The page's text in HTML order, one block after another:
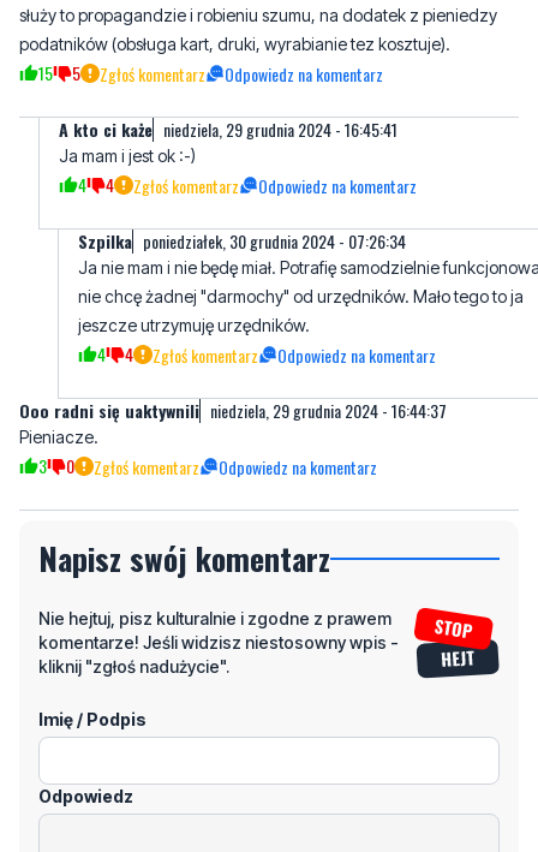
A kto ci każe niedziela, 29 grudnia 2024 - 16:45:41
Ja mam i jest ok :-)
Szpilka poniedziałek, 30 grudnia 2024 - 07:26:34
Ja nie mam i nie będę miał. Potrafię samodzielnie
jeszcze utrzymuję urzędników.
4 4 Zgłoś komentarz Odpowiedz na komentarz
Ooo radni się uaktywnili niedziela, 29 grudnia 2024 - 16:44:37
Pieniacze.
Napisz swój komentarz
komentarze! Jeśli widzisz niestosowny wpis -
kliknij "zgłoś nadużycie".
Imię / Podpis
Odpowiedz
Wiadomość